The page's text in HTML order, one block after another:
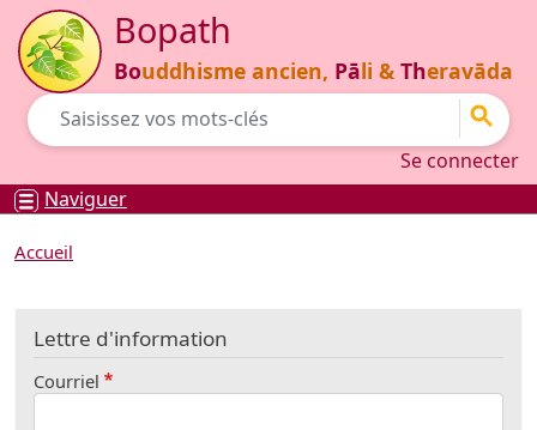
Aller au contenu principal
Bopath
Bouddhisme ancien, Pāli & Theravāda
Go
Se connecter
Naviguer
Accueil
Lettre d'information
Courriel